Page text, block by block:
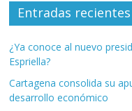
Entradas recientes
¿Ya conoce al nuevo
Espriella?
Cartagena consolida su
desarrollo económico